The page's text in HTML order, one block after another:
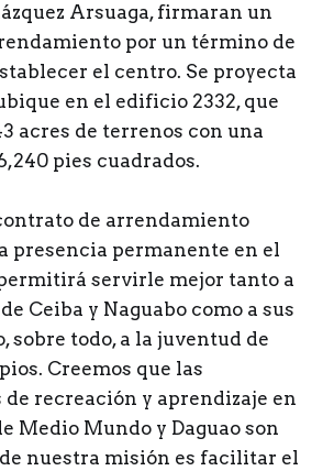
Arsuaga, firmaran un
por un término de
el centro. Se proyecta
en el edificio 2332, que
acres de terrenos con una
pies cuadrados.
de arrendamiento
presencia permanente en el
servirle mejor tanto a
Ceiba y Naguabo como a sus
sobre todo, a la juventud de
Creemos que las
recreación y aprendizaje en
Medio Mundo y Daguao son
nuestra misión es facilitar el